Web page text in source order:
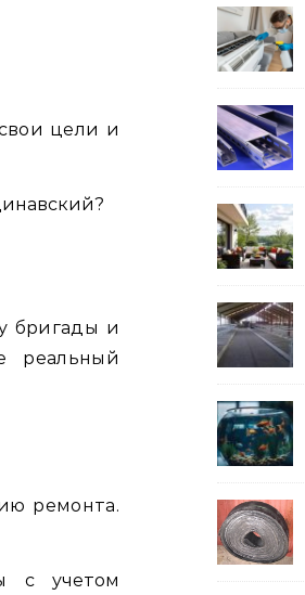
цели и
бригады и
реальный
ремонта.
с учетом